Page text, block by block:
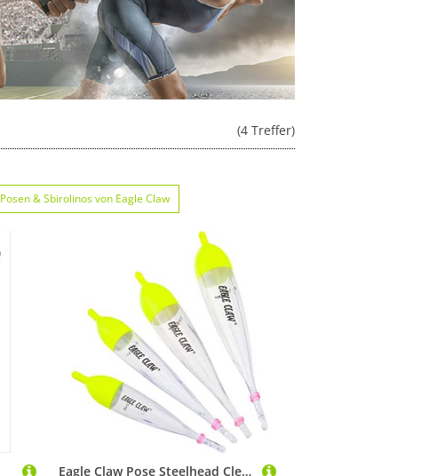
(4 Treffer)
Posen & Sbirolinos von Eagle Claw
Eagle Claw Pose Steelhead Clear mit rotem und gelbem Top-Sortiment, 3.5/4/7/9, 4 Haken pro Packung